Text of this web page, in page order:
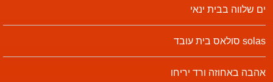
ים שלווה בבית ינאי
solas סולאס בית עובד
אהבה באחוזה ורד יריחו